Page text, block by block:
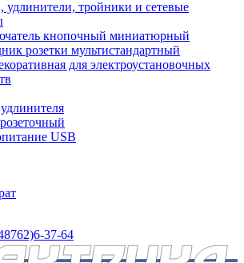
удлинители, тройники и сетевые
кнопочный миниатюрный
розетки мультистандартный
для электроустановочных
USB
37-64